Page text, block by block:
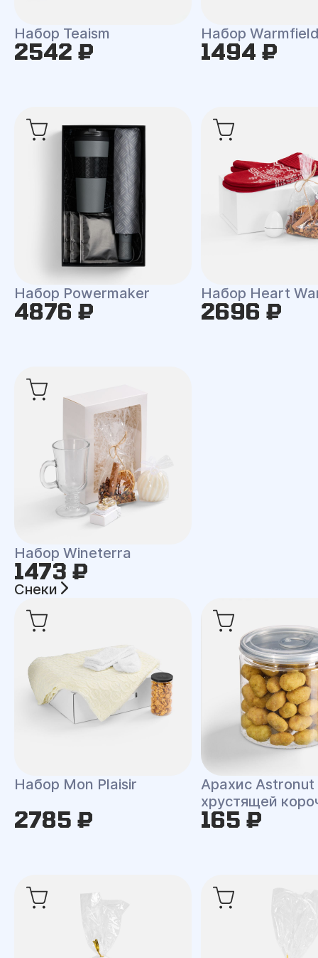
Набор Teaism
2542 ₽
Набор
1494 ₽
Набор Powermaker
4876 ₽
Набор Heart
2696 ₽
Набор Wineterra
1473 ₽
Снеки
Набор Mon Plaisir
2785 ₽
Арахис Astronut
хрустящей
165 ₽